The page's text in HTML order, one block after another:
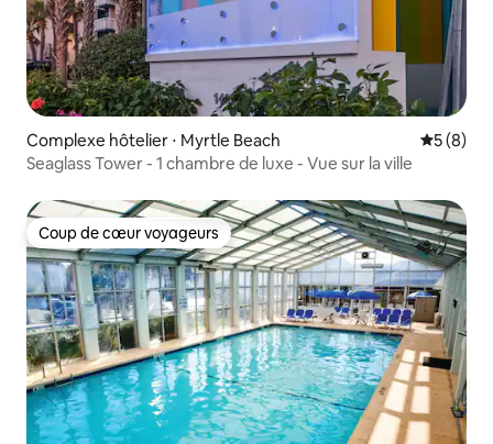
Complexe hôtelier ⋅ Myrtle Beach
5 (8)
Seaglass Tower - 1 chambre de luxe - Vue sur la ville
Coup de cœur voyageurs
Coup de cœur voyageurs